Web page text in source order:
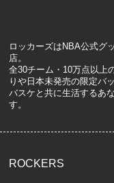
ロッカーズはNBA公式グ
店。
全30チーム・10万点以上
りや日本未発売の限定バ
バスケと共に生活するあ
す。
ROCKERS